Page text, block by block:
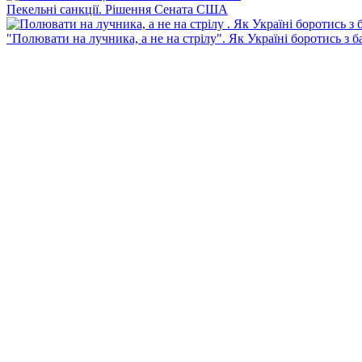
Пекельні санкції. Рішення Сената США
"Полювати на лучника, а не на стрілу". Як Україні боротись з